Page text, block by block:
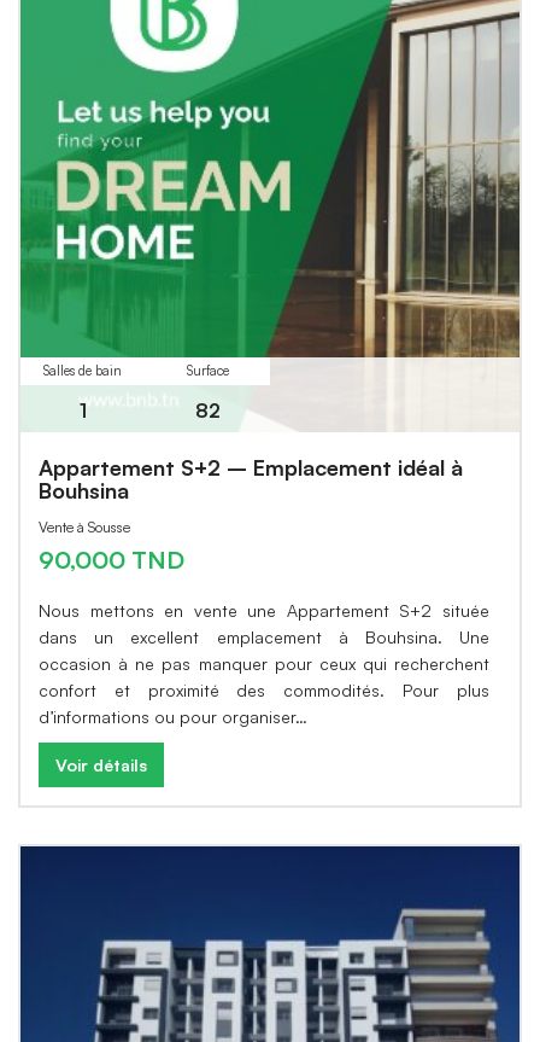
Salles de bain
1
Surface
82
Appartement S+2 – Emplacement idéal à
Bouhsina
Vente à Sousse
90,000 TND
Nous mettons en vente une Appartement S+2 située
dans un excellent emplacement à Bouhsina. Une
occasion à ne pas manquer pour ceux qui recherchent
confort et proximité des commodités. Pour plus
d’informations ou pour organiser…
Voir détails